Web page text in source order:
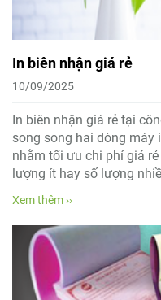
In biên nhận giá rẻ
10/09/2025
In biên nhận giá rẻ tại
song song hai dòng
nhằm tối ưu chi phí giá
lượng ít hay số lượng
Xem thêm ››